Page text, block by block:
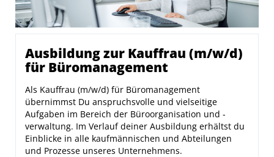
Ausbildung zur Kauffrau (m/w/d)
für Büromanagement
Als Kauffrau (m/w/d) für Büromanagement
übernimmst Du anspruchsvolle und vielseitige
Aufgaben im Bereich der Büroorganisation und -
verwaltung. Im Verlauf deiner Ausbildung erhältst du
Einblicke in alle kaufmännischen und Abteilungen
und Prozesse unseres Unternehmens.